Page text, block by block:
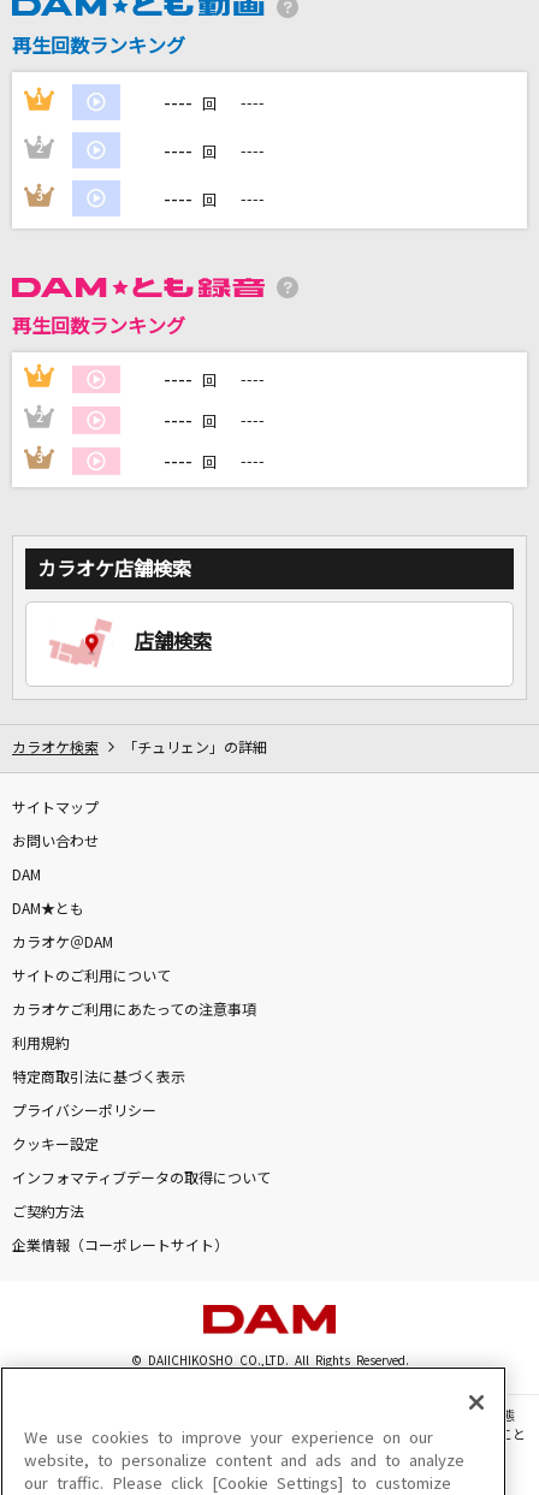
キャンディーズ
ビリミリオン
優里
カリスマックス
Snow Man
DAMの新曲・ランキングなど
DAMに会員登録・ログインして
自宅でカラオケ歌い放題！
再生回数ランキング
1 ---- 回 ----
2 ---- 回 ----
3 ---- 回 ----
再生回数ランキング
1 ---- 回 ----
2 ---- 回 ----
3 ---- 回 ----
カラオケ店舗検索
店舗検索
カラオケ検索 「チュリェン」の詳細
サイトマップ
お問い合わせ
DAM
DAM★とも
カラオケ＠DAM
サイトのご利用について
カラオケご利用にあたっての注意事項
利用規約
特定商取引法に基づく表示
プライバシーポリシー
クッキー設定
インフォマティブデータの取得について
ご契約方法
企業情報（コーポレートサイト）
© DAIICHIKOSHO CO.,LTD. All Rights Reserved.
このサイトに掲載されている一切の文章・画像・写真・動画・音声等を、手段や形態
を問わず、著作権法の定める範囲を超えて無断で複製、転載、ファイル化などすること
を禁じます。
楽曲及びコンテンツは、機種によりご利用いただけない場合があります。
We use cookies to improve your experience on our
website, to personalize content and ads and to analyze
our traffic. Please click [Cookie Settings] to customize